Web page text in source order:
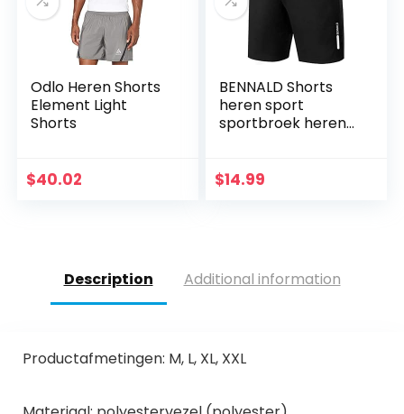
Odlo Heren Shorts
Element Light
Shorts
$40.02
BENNALD Shorts
heren sport
sportbroek heren
trainingsbroek
$14.99
Description Additional information
Productafmetingen: M, L, XL, XXL